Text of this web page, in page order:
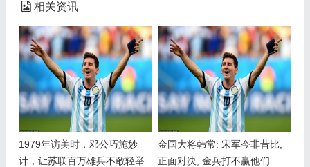
相关资讯
1979年访美时，邓公巧施妙
计，让苏联百万雄兵不敢轻举
金国大将韩常: 宋军今非昔比,
正面对决, 金兵打不赢他们